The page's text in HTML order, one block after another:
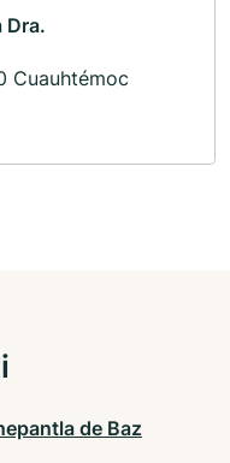
Dra.
Cuauhtémoc
de Baz